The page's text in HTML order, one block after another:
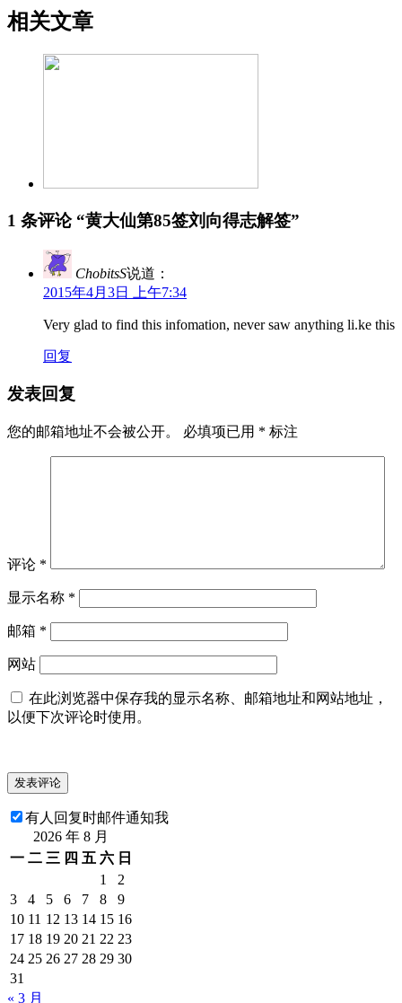
相关文章
1 条评论 “黄大仙第85签刘向得志解签”
ChobitsS说道：
2015年4月3日 上午7:34
Very glad to find this infomation, never saw anything li.ke this
回复
发表回复
您的邮箱地址不会被公开。 必填项已用 * 标注
评论 *
显示名称 *
邮箱 *
网站
在此浏览器中保存我的显示名称、邮箱地址和网站地址，
以便下次评论时使用。
有人回复时邮件通知我
2026 年 8 月
一 二 三 四 五 六 日
1
2
3
4 5 6 7 8
9
10 11 12 13 14 15 16
17 18 19 20 21 22 23
24 25 26 27 28 29 30
31
« 3 月